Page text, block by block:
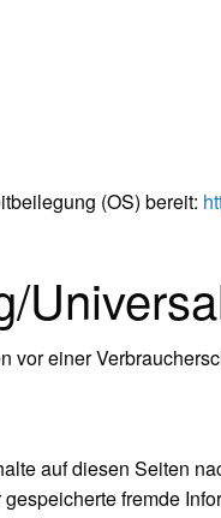
(OS) bereit:
vor einer
auf diesen Seiten
fremde